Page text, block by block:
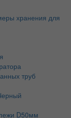
хранения для
труб
D50мм